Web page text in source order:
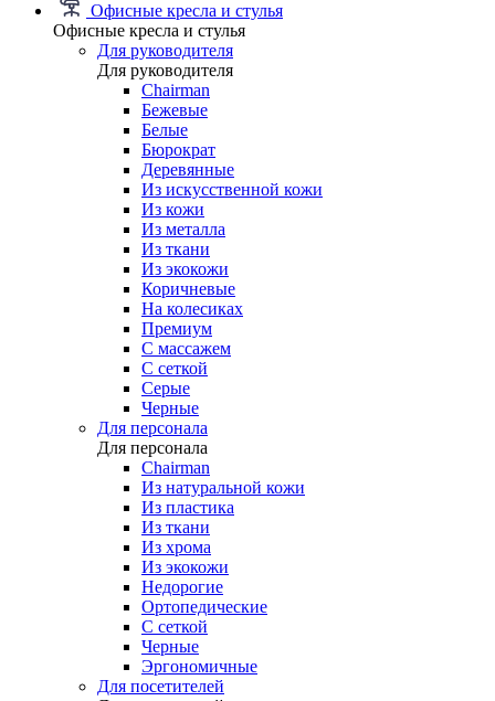
Офисные кресла и стулья
Офисные кресла и стулья
Для руководителя
Для руководителя
Chairman
Бежевые
Белые
Бюрократ
Деревянные
Из искусственной кожи
Из кожи
Из металла
Из ткани
Из экокожи
Коричневые
На колесиках
Премиум
С массажем
С сеткой
Серые
Черные
Для персонала
Для персонала
Chairman
Из натуральной кожи
Из пластика
Из ткани
Из хрома
Из экокожи
Недорогие
Ортопедические
С сеткой
Черные
Эргономичные
Для посетителей